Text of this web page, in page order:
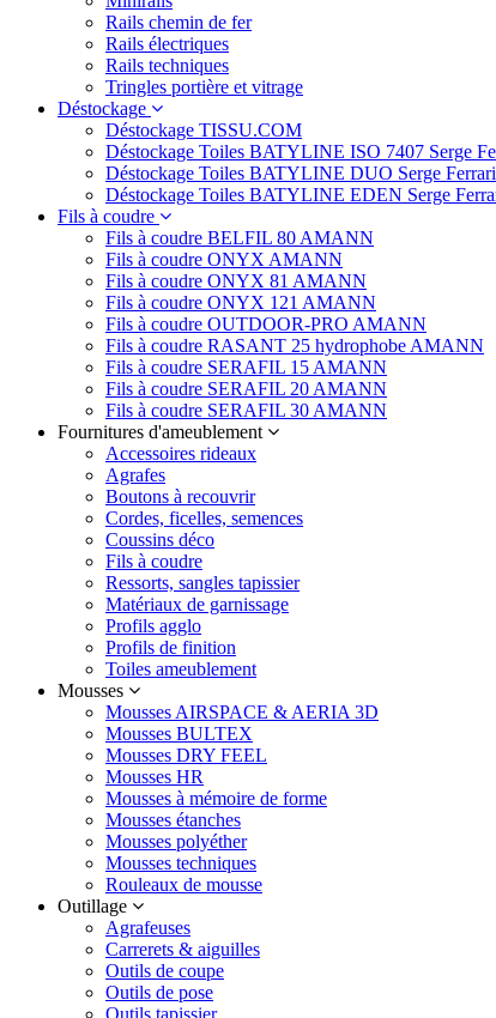
Rails chemin de fer
Rails électriques
Rails techniques
Tringles portière et vitrage
Déstockage
Déstockage TISSU.COM
Déstockage Toiles BATYLINE ISO 7407 Serge
Déstockage Toiles BATYLINE DUO Serge Ferrari
Déstockage Toiles BATYLINE EDEN Serge
Fils à coudre
Fils à coudre BELFIL 80 AMANN
Fils à coudre ONYX AMANN
Fils à coudre ONYX 81 AMANN
Fils à coudre ONYX 121 AMANN
Fils à coudre OUTDOOR-PRO AMANN
Fils à coudre RASANT 25 hydrophobe AMANN
Fils à coudre SERAFIL 15 AMANN
Fils à coudre SERAFIL 20 AMANN
Fils à coudre SERAFIL 30 AMANN
Fournitures d'ameublement
Accessoires rideaux
Agrafes
Boutons à recouvrir
Cordes, ficelles, semences
Coussins déco
Fils à coudre
Ressorts, sangles tapissier
Matériaux de garnissage
Profils agglo
Profils de finition
Toiles ameublement
Mousses
Mousses AIRSPACE & AERIA 3D
Mousses BULTEX
Mousses DRY FEEL
Mousses HR
Mousses à mémoire de forme
Mousses étanches
Mousses polyéther
Mousses techniques
Rouleaux de mousse
Outillage
Agrafeuses
Carrerets & aiguilles
Outils de coupe
Outils de pose
Outils tapissier